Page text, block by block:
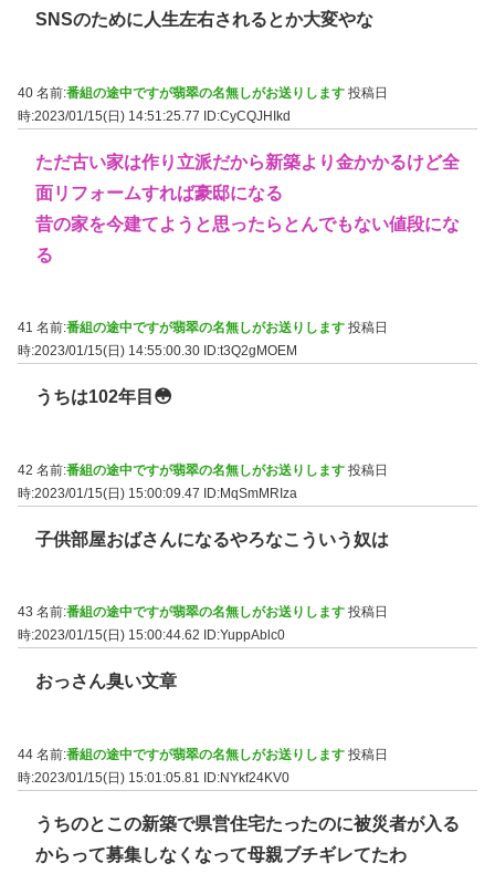
SNSのために人生左右されるとか大変やな
40 名前:番組の途中ですが翡翠の名無しがお送りします 投稿日
時:2023/01/15(日) 14:51:25.77 ID:CyCQJHIkd
ただ古い家は作り立派だから新築より金かかるけど全
面リフォームすれば豪邸になる
昔の家を今建てようと思ったらとんでもない値段にな
る
41 名前:番組の途中ですが翡翠の名無しがお送りします 投稿日
時:2023/01/15(日) 14:55:00.30 ID:t3Q2gMOEM
うちは102年目😳
42 名前:番組の途中ですが翡翠の名無しがお送りします 投稿日
時:2023/01/15(日) 15:00:09.47 ID:MqSmMRIza
子供部屋おばさんになるやろなこういう奴は
43 名前:番組の途中ですが翡翠の名無しがお送りします 投稿日
時:2023/01/15(日) 15:00:44.62
ID:YuppAblc0
おっさん臭い文章
44 名前:番組の途中ですが翡翠の名無しがお送りします 投稿日
時:2023/01/15(日) 15:01:05.81
ID:NYkf24KV0
うちのとこの新築で県営住宅たったのに被災者が入る
からって募集しなくなって母親ブチギレてたわ